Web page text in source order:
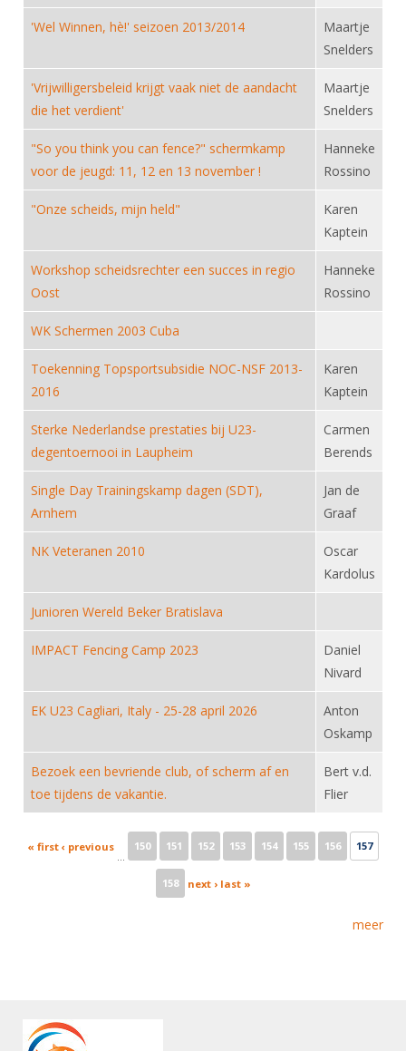
Vacatures
Contact
Medewerkers
Samenwerking
Formulieren
Nieuws
Verenigingsondersteuning
Witte Vlekkenplan
Oprichting Vereniging
Rolstoelschermen
Wedstrijdkalender
KNAS Keurmerk
JPT
JEC
Wedstrijdorganisatie
Nieuws
Aanvragen van scheidsrechters
Scheidsrechterslijst
Import inschrijvingen uit Nahouw
Verwerk wedstrijduitslagen
Promotie en logo
Internationale Titeltoernooien
Internationale aanmeldingen
Internationale opleidingen
Leraar
Nieuws
Scheidsrechterslijst
Scheidsrechter Documentatie
Opleidingen
Tuchtzaken
Infotheek
ALV
Touché
'Wel Winnen, hè!' seizoen 2013/2014
Maartje
Snelders
'Vrijwilligersbeleid krijgt vaak niet de aandacht
die het verdient'
Maartje
Snelders
"So you think you can fence?" schermkamp
voor de jeugd: 11, 12 en 13 november !
Hanneke
Rossino
"Onze scheids, mijn held"
Karen
Kaptein
Workshop scheidsrechter een succes in regio
Oost
Hanneke
Rossino
WK Schermen 2003 Cuba
Toekenning Topsportsubsidie NOC-NSF 2013-
2016
Karen
Kaptein
Sterke Nederlandse prestaties bij U23-
degentoernooi in Laupheim
Carmen
Berends
Single Day Trainingskamp dagen (SDT),
Arnhem
Jan de
Graaf
NK Veteranen 2010
Oscar
Kardolus
Junioren Wereld Beker Bratislava
IMPACT Fencing Camp 2023
Daniel
Nivard
EK U23 Cagliari, Italy - 25-28 april 2026
Anton
Oskamp
Bezoek een bevriende club, of scherm af en
toe tijdens de vakantie.
Bert v.d.
Flier
Pages
« first ‹ previous
…
150 151 152 153 154 155 156 157
158 next › last »
meer